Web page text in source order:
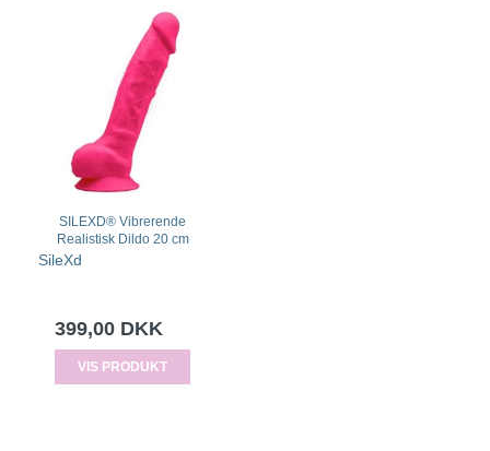
SILEXD® Vibrerende
Realistisk Dildo 20 cm
SileXd
399,00 DKK
VIS PRODUKT